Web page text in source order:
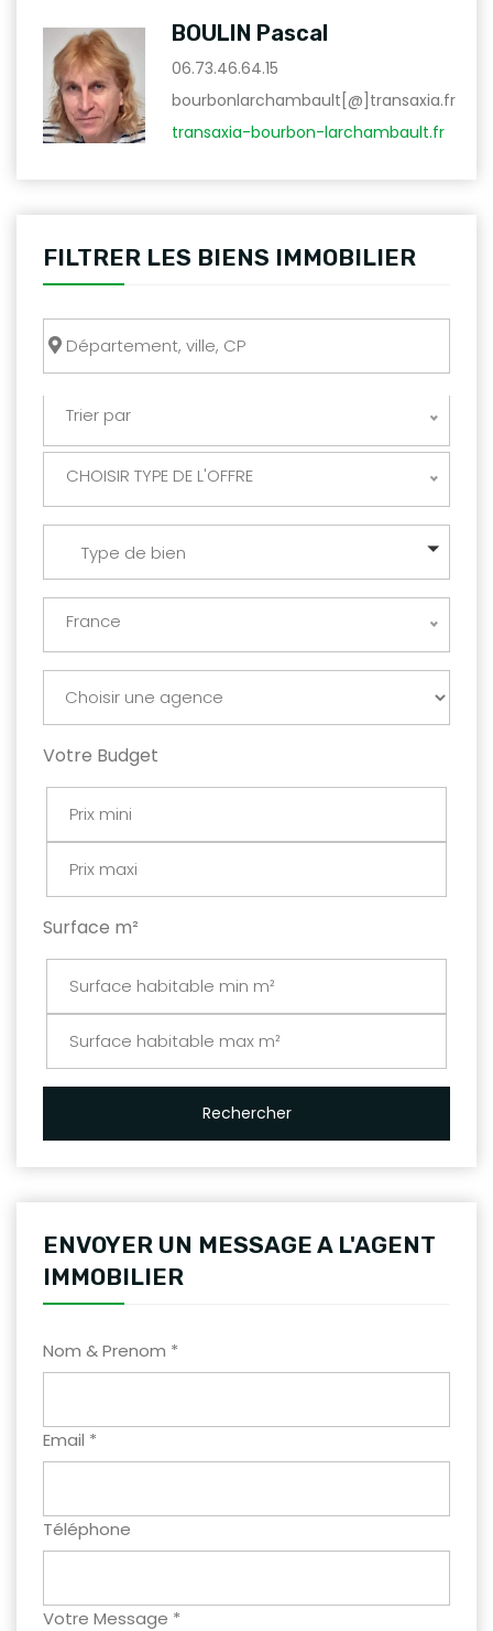
BOULIN Pascal
06.73.46.64.15
bourbonlarchambault[@]transaxia.fr
transaxia-bourbon-larchambault.fr
FILTRER LES BIENS IMMOBILIER
Trier par
CHOISIR TYPE DE L'OFFRE
Type de bien
France
Votre Budget
Surface m²
Rechercher
ENVOYER UN MESSAGE A L'AGENT
IMMOBILIER
Nom & Prenom *
Email *
Téléphone
Votre Message *